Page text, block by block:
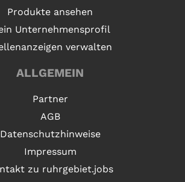
Produkte ansehen
Unternehmensprofil
verwalten
ALLGEMEIN
Partner
AGB
Datenschutzhinweise
Impressum
zu ruhrgebiet.jobs